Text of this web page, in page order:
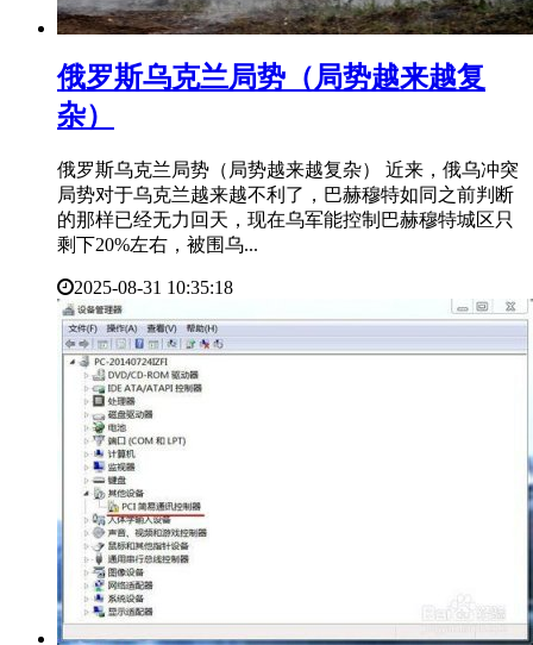
​俄罗斯乌克兰局势（局势越来越复
杂）
俄罗斯乌克兰局势（局势越来越复杂） 近来，俄乌冲突
局势对于乌克兰越来越不利了，巴赫穆特如同之前判断
的那样已经无力回天，现在乌军能控制巴赫穆特城区只
剩下20%左右，被围乌...
2025-08-31 10:35:18